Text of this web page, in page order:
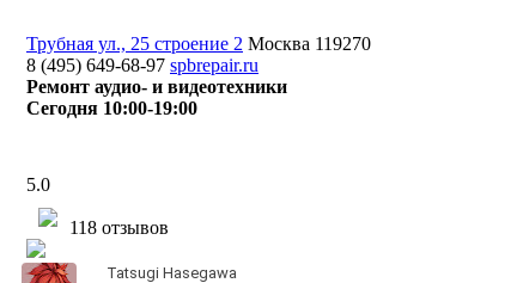
Трубная ул., 25 строение 2 Москва 119270
8 (495) 649-68-97 spbrepair.ru
Ремонт аудио- и видеотехники
Сегодня 10:00-19:00
5.0
118 отзывов
Tatsugi Hasegawa